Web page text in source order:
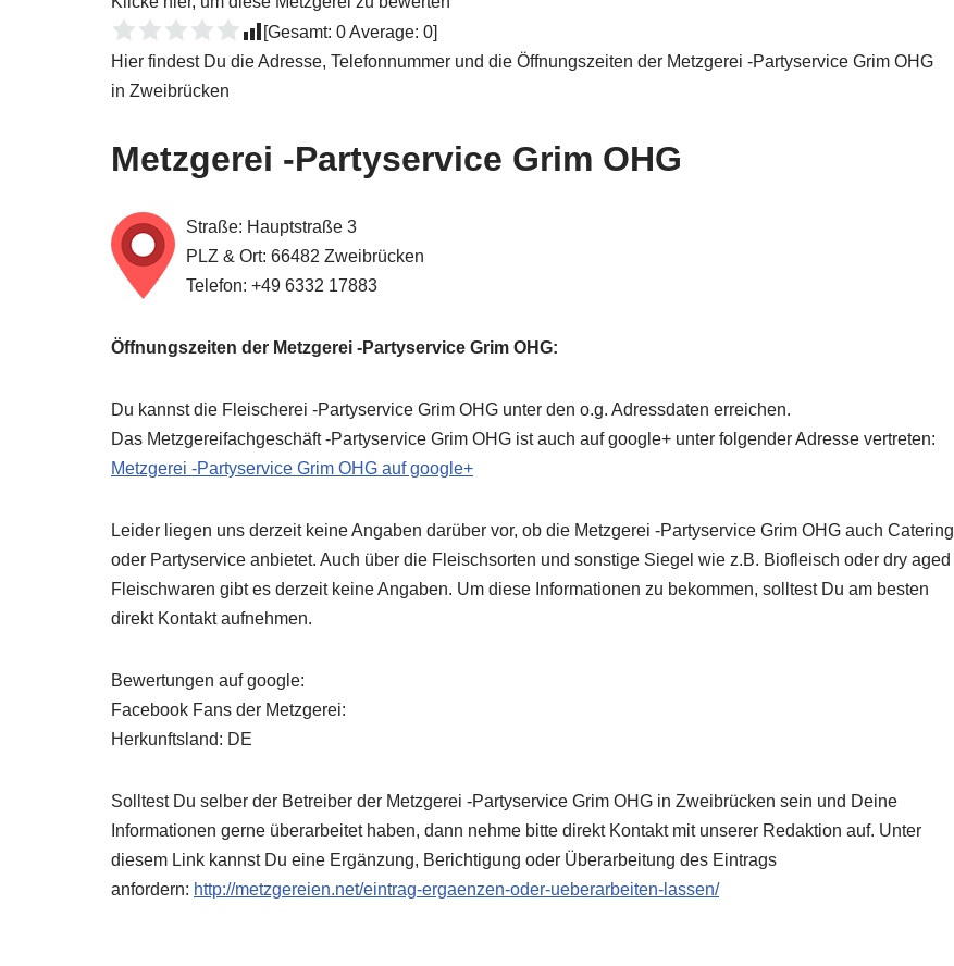
[Gesamt: 0Average: 0]
Hier findest Du die Adresse, Telefonnummer und die Öffnungszeiten der Metzgerei -Partyservice Grim OHG
in Zweibrücken
Metzgerei -Partyservice Grim OHG
Straße: Hauptstraße 3
PLZ & Ort: 66482 Zweibrücken
Telefon: +49 6332 17883
Öffnungszeiten der Metzgerei -Partyservice Grim OHG:
Du kannst die Fleischerei -Partyservice Grim OHG unter den o.g. Adressdaten erreichen.
Das Metzgereifachgeschäft -Partyservice Grim OHG ist auch auf google+ unter folgender Adresse vertreten:
Metzgerei -Partyservice Grim OHG auf google+
Leider liegen uns derzeit keine Angaben darüber vor, ob die Metzgerei -Partyservice Grim OHG auch Catering
oder Partyservice anbietet. Auch über die Fleischsorten und sonstige Siegel wie z.B. Biofleisch oder dry aged
Fleischwaren gibt es derzeit keine Angaben. Um diese Informationen zu bekommen, solltest Du am besten
direkt Kontakt aufnehmen.
Bewertungen auf google:
Facebook Fans der Metzgerei:
Herkunftsland: DE
Solltest Du selber der Betreiber der Metzgerei -Partyservice Grim OHG in Zweibrücken sein und Deine
Informationen gerne überarbeitet haben, dann nehme bitte direkt Kontakt mit unserer Redaktion auf. Unter
diesem Link kannst Du eine Ergänzung, Berichtigung oder Überarbeitung des Eintrags
anfordern: http://metzgereien.net/eintrag-ergaenzen-oder-ueberarbeiten-lassen/